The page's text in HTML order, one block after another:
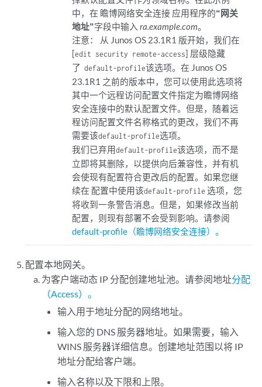
中，在 瞻博网络安全连接 应用程序的“网关
地址”字段中输入 ra.example.com。
注意：
从 Junos OS 23.1R1 版开始，我们在
[edit security remote-access] 层级隐藏
了 default-profile该选项。在 Junos OS
23.1R1 之前的版本中，您可以使用此选项将
其中一个远程访问配置文件指定为瞻博网络
安全连接中的默认配置文件。但是，随着远
程访问配置文件名称格式的更改，我们不再
需要该default-profile选项。
我们已弃用default-profile该选项，而不是
立即将其删除，以提供向后兼容性，并有机
会使现有配置符合更改后的配置。如果您继
续在 配置中使用该default-profile 选项，您
将收到一条警告消息。但是，如果修改当前
配置，则现有部署不会受到影响。请参阅
default-profile（瞻博网络安全连接）。
配置本地网关。
为客户端动态 IP 分配创建地址池。请参阅地址分配
（Access）。
输入用于地址分配的网络地址。
输入您的 DNS 服务器地址。如果需要，输入
WINS 服务器详细信息。创建地址范围以将 IP
地址分配给客户端。
输入名称以及下限和上限。